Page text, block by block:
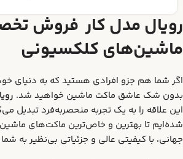
رویال مدل کار فروش
ماشین‌های کلکسیونی
اگر شما هم جزو افرادی هستید که به دنیای
بدون شک عاشق ماکت ماشین خواهید شد.
این علاقه را به یک تجربه منحصربه‌فرد تبدیل
شده‌ایم تا بهترین و خاص‌ترین ماکت‌های ماشین
جهانی، با کیفیتی عالی و جزئیاتی بی‌نظیر به